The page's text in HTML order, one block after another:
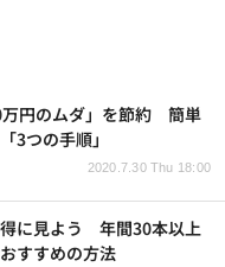
2020.7.30 Thu 18:00
万円のムダ」を節約 簡単
3つの手順」
に見よう 年間30本以上
すすめの方法